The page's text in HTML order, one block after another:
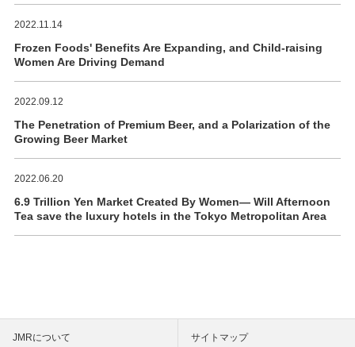
2022.11.14
Frozen Foods' Benefits Are Expanding, and Child-raising
Women Are Driving Demand
2022.09.12
The Penetration of Premium Beer, and a Polarization of the
Growing Beer Market
2022.06.20
6.9 Trillion Yen Market Created By Women― Will Afternoon
Tea save the luxury hotels in the Tokyo Metropolitan Area
JMRについて サイトマップ